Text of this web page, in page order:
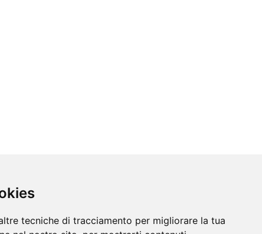
tecniche di tracciamento per migliorare la tua